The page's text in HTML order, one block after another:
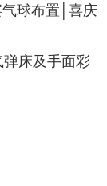
球布置│喜庆
床及手面彩